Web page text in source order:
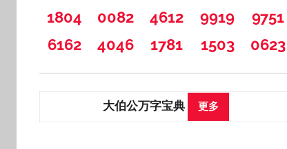
1804 0082 4612 9919
9751
6162
4046 1781 1503 0623
大伯公万字宝典 更多